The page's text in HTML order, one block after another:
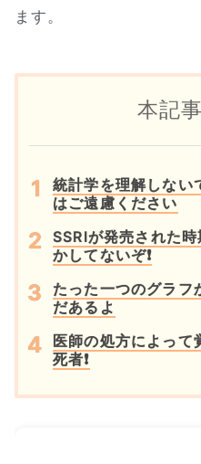
ます。
本記
統計学を理解しない
はご遠慮ください
SSRIが発売された
かしてないぞ❗
たった一つのグラフ
だあるよ
医師の処方によっ
死者❗